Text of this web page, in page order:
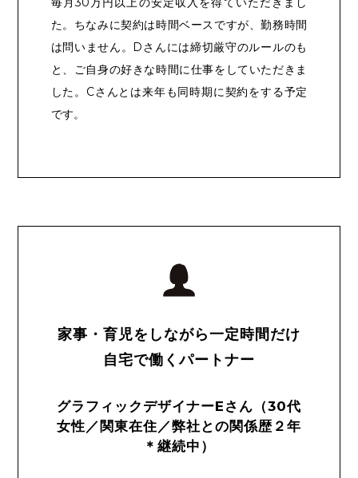
た。ちなみに契約は時間ベースですが、勤務時間
は問いません。Dさんには締切厳守のルールのも
と、ご自身の好きな時間に仕事をしていただきま
した。Cさんとは来年も同時期に契約をする予定
です。
家事・育児をしながら一定時間だけ
自宅で働くパートナー
グラフィックデザイナーEさん（30代
女性／関東在住／弊社との関係歴２年
＊継続中）